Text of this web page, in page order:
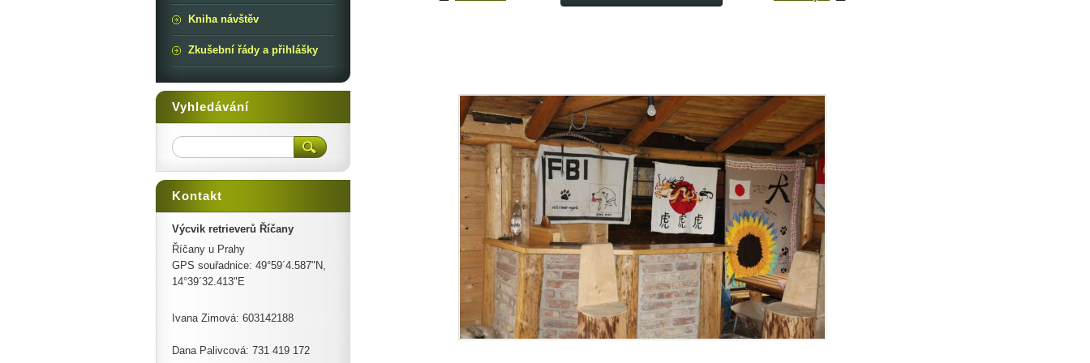
Kniha návštěv
Zkušební řády a přihlášky
Vyhledávání
Kontakt
Výcvik retrieverů Říčany
Říčany u Prahy
GPS souřadnice: 49°59´4.587"N,
14°39´32.413"E
Ivana Zimová: 603142188
Dana Palivcová: 731 419 172